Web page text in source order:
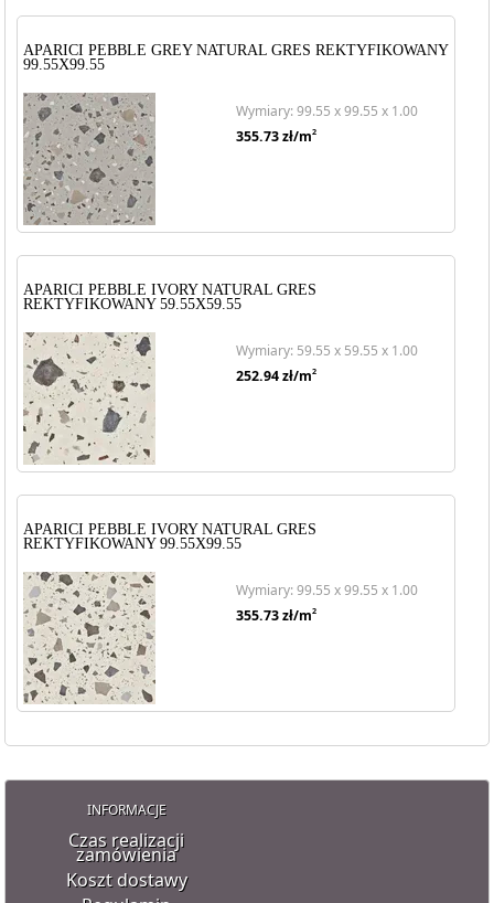
APARICI PEBBLE GREY NATURAL GRES REKTYFIKOWANY
99.55X99.55
Wymiary: 99.55 x 99.55 x 1.00
355.73zł/m2
APARICI PEBBLE IVORY NATURAL GRES
REKTYFIKOWANY 59.55X59.55
Wymiary: 59.55 x 59.55 x 1.00
252.94zł/m2
APARICI PEBBLE IVORY NATURAL GRES
REKTYFIKOWANY 99.55X99.55
Wymiary: 99.55 x 99.55 x 1.00
355.73zł/m2
INFORMACJE
Czas realizacji
zamówienia
Koszt dostawy